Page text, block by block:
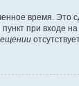
время. Это
пункт при входе